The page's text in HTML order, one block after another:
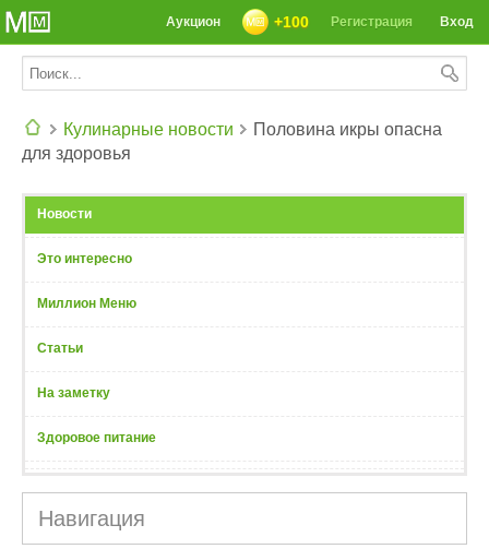
Вход
Регистрация
+100
Аукцион
Кулинарные новости
Половина икры опасна
для здоровья
Новости
Это интересно
Миллион Меню
Статьи
На заметку
Здоровое питание
Навигация